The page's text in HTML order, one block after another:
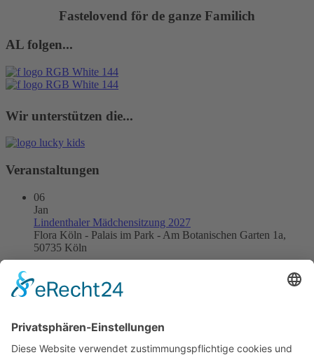
Fastelovend för de ganze Familich
AL folgen...
Wir unterstützen die...
Veranstaltungen
06
Jan
Lindenthaler Mädchensitzung 2027
Flora Köln - Palais im Park - Am Botanischen Garten 1a,
50735 Köln
Jan
Kneipensitzung 2027
Jan